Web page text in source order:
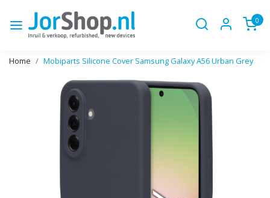
0
Home Mobiparts Silicone Cover Samsung Galaxy A56 Urban Grey